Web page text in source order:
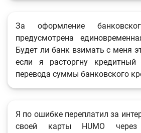
За оформление
предусмотрена
Будет ли банк взимать с меня
если я расторгну
перевода суммы банковского
Я по ошибке переплатил за
своей карты HUMO через